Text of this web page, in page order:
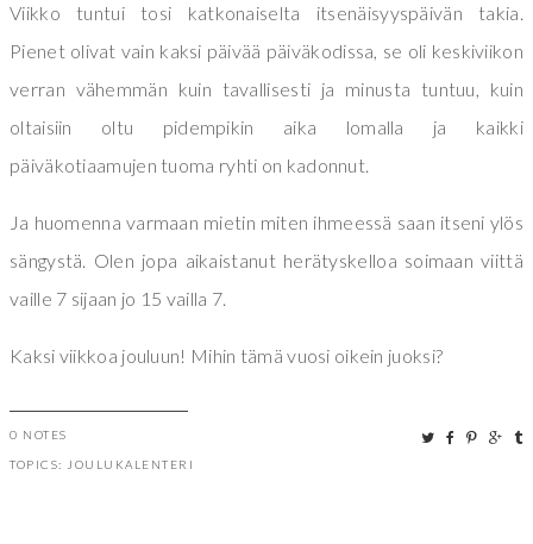
Viikko tuntui tosi katkonaiselta itsenäisyyspäivän takia.
Pienet olivat vain kaksi päivää päiväkodissa, se oli keskiviikon
verran vähemmän kuin tavallisesti ja minusta tuntuu, kuin
oltaisiin oltu pidempikin aika lomalla ja kaikki
päiväkotiaamujen tuoma ryhti on kadonnut.
Ja huomenna varmaan mietin miten ihmeessä saan itseni ylös
sängystä. Olen jopa aikaistanut herätyskelloa soimaan viittä
vaille 7 sijaan jo 15 vailla 7.
Kaksi viikkoa jouluun! Mihin tämä vuosi oikein juoksi?
0 NOTES
TOPICS: JOULUKALENTERI